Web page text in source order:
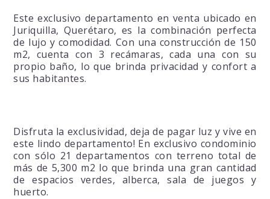
Este exclusivo departamento en venta ubicado en
Juriquilla, Querétaro, es la combinación perfecta
de lujo y comodidad. Con una construcción de 150
m2, cuenta con 3 recámaras, cada una con su
propio baño, lo que brinda privacidad y confort a
sus habitantes.
Disfruta la exclusividad, deja de pagar luz y vive en
este lindo departamento! En exclusivo condominio
con sólo 21 departamentos con terreno total de
más de 5,300 m2 lo que brinda una gran cantidad
de espacios verdes, alberca, sala de juegos y
huerto.